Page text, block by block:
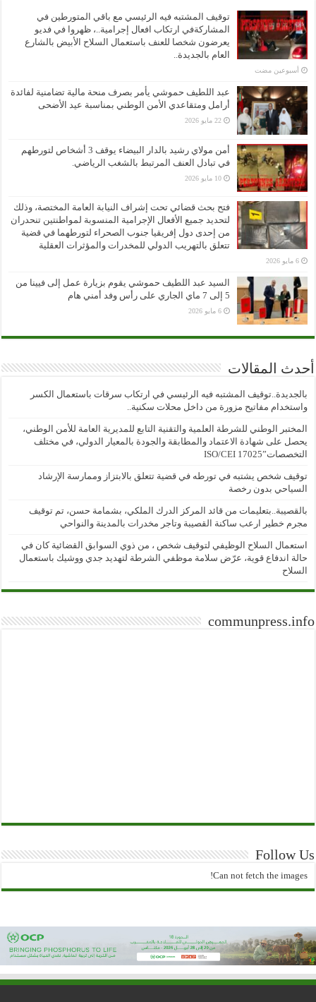
توقيف المشتبه فيه الرئيسي مع باقي المتورطين في
المشاركةفي ارتكاب افعال إجرامية..، ظهروا في فديو
يعرضون شخصا للعنف باستعمال السلاح الأبيض بالشارع
العام بالجديدة..
‏أسبوعين مضت
عبد اللطيف حموشي يأمر بصرف منحة مالية تضامنية لفائدة
أرامل ومتقاعدي الأمن الوطني بمناسبة عيد الأضحى
22 مايو 2026
أمن مولاي رشيد بالدار البيضاء يوقف 3 أشخاص لتورطهم
في تبادل العنف المرتبط بالشغب الرياضي.
10 مايو 2026
فتح بحث قضائي تحت إشراف النيابة العامة المختصة، وذلك
لتحديد جميع الأفعال الإجرامية المنسوبة لمواطنتين تنحدران
من إحدى دول إفريقيا جنوب الصحراء لتورطهما في قضية
تتعلق بالتهريب الدولي للمخدرات والمؤثرات العقلية
6 مايو 2026
السيد عبد اللطيف حموشي يقوم بزيارة عمل إلى فيينا من
5 إلى 7 ماي الجاري على رأس وفد أمني هام
6 مايو 2026
أحدث المقالات
بالجديدة..توقيف المشتبه فيه الرئيسي في ارتكاب سرقات باستعمال الكسر
واستخدام مفاتيح مزورة من داخل محلات سكنية..
المختبر الوطني للشرطة العلمية والتقنية التابع للمديرية العامة للأمن الوطني،
يحصل على شهادة الاعتماد والمطابقة والجودة بالمعيار الدولي، في مختلف
التخصصات”ISO/CEI 17025
توقيف شخص يشتبه في تورطه في قضية تتعلق بالابتزاز وممارسة الإرشاد
السياحي بدون رخصة
بالقصيبة..بتعليمات من قائد المركز الدرك الملكي، بشمامة حسن، تم توقيف
مجرم خطير ارعب ساكنة القصيبة وتاجر مخدرات بالمدينة والنواحي
استعمال السلاح الوظيفي لتوقيف شخص ، من ذوي السوابق القضائية كان في
حالة اندفاع قوية، عرّض سلامة موظفي الشرطة لتهديد جدي ووشيك باستعمال
السلاح
communpress.info
Follow Us
Can not fetch the images!